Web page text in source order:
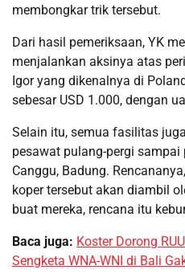
membongkar trik tersebut.
Dari hasil pemeriksaan, YK
menjalankan aksinya atas
Igor yang dikenalnya di
sebesar USD 1.000, dengan
Selain itu, semua fasilitas
pesawat pulang-pergi
Canggu, Badung.
koper tersebut akan diambil
buat mereka, rencana itu
Baca juga: Koster Dorong
Sengketa WNA-WNI di Bali